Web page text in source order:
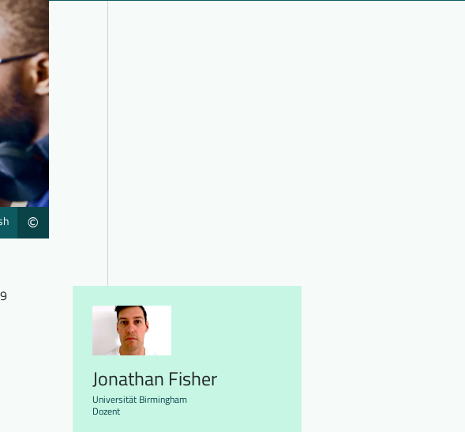
©
Jonathan Fisher
Universität Birmingham
Dozent